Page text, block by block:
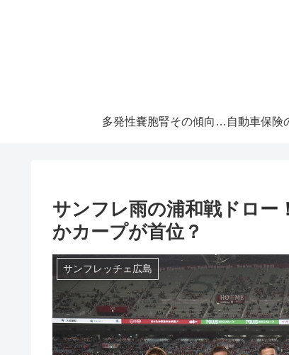
多発性嚢胞腎その傾向と対策！大切な『寿命』を伸ばすには早めの処置が必須です！
サンフレ雨の浦和戦ドロー
かカープが首位？
サンフレッチェ広島